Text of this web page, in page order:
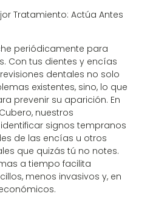
Tratamiento: Actúa Antes
periódicamente para
Con tus dientes y encías
dentales no solo
existentes, sino, lo que
prevenir su aparición. En
nuestros
signos tempranos
de las encías u otros
que quizás tú no notes.
a tiempo facilita
menos invasivos y, en